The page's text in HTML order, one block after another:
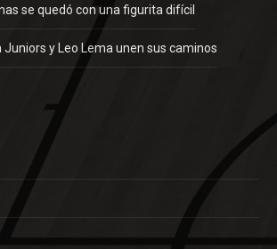
se quedó con una figurita difícil
Juniors y Leo Lema unen sus caminos